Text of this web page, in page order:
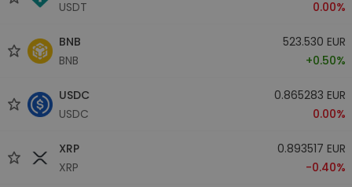
USDT
0.00%
BNB
BNB
523.530 EUR
+0.50%
USDC
USDC
0.865283 EUR
0.00%
XRP
XRP
0.893517 EUR
-0.40%